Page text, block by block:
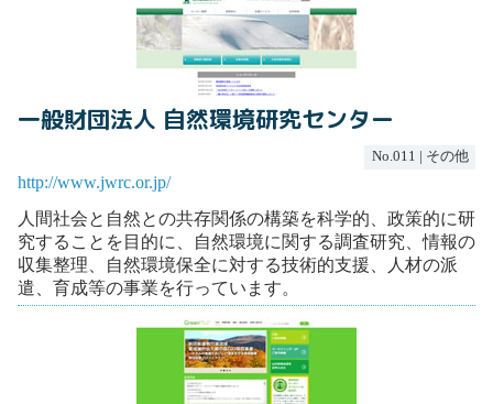
一般財団法人 自然環境研究センター
No.011 | その他
http://www.jwrc.or.jp/
人間社会と自然との共存関係の構築を科学的、政策的に研
究することを目的に、自然環境に関する調査研究、情報の
収集整理、自然環境保全に対する技術的支援、人材の派
遣、育成等の事業を行っています。